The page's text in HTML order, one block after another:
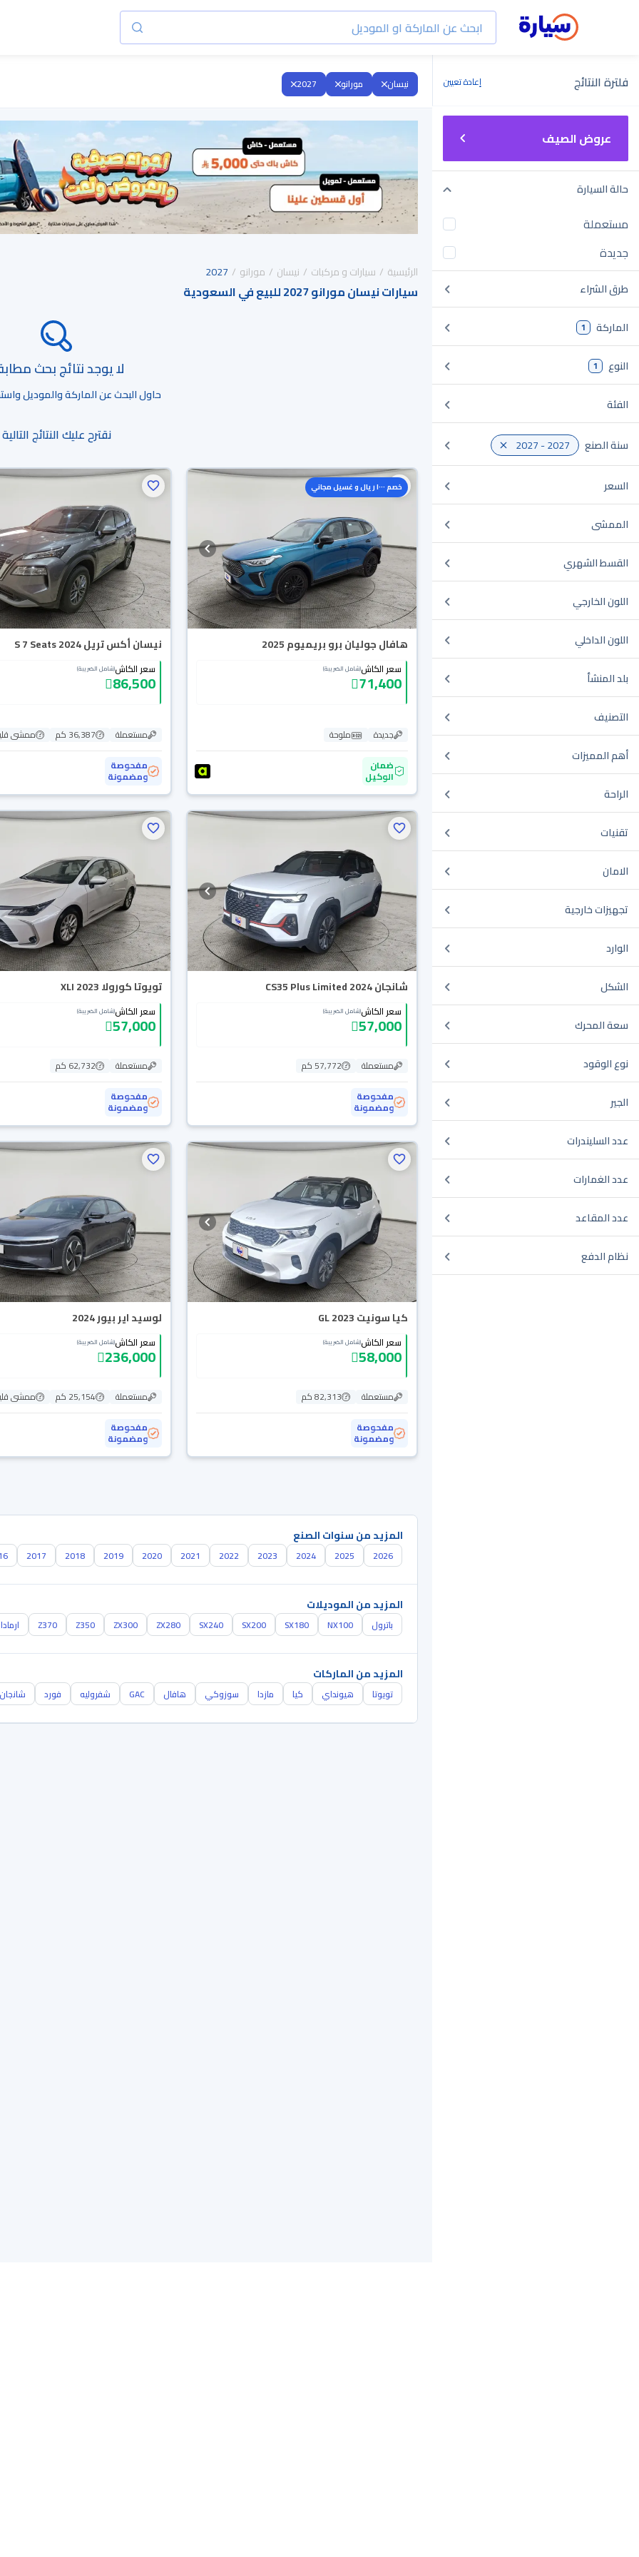
فلترة النتائج إعادة تعيين
عروض الصيف
حالة السيارة
مستعملة
جديدة
طرق الشراء
الماركة 1
النوع 1
الفئة
سنة الصنع 2027 - 2027
السعر
الممشى
القسط الشهري
اللون الخارجي
اللون الداخلي
بلد المنشأ
التصنيف
أهم المميزات
الراحة
تقنيات
الامان
تجهيزات خارجية
الوارد
الشكل
سعة المحرك
نوع الوقود
الجير
عدد السليندرات
عدد الغمارات
عدد المقاعد
نظام الدفع
نيسان مورانو 2027
الرئيسية سيارات و مركبات نيسان مورانو 2027
سيارات نيسان مورانو 2027 للبيع في السعودية
لا يوجد نتائج بحث
حاول البحث عن الماركة والموديل
نقترح عليك النتائج التالية
خصم ١٠٠٠ ريال و غسيل مجاني
هافال جوليان برو بريميوم 2025
سعر الكاش(شامل الضريبة)
71,400
جديدة
ملوحة
ضمان
الوكيل
نيسان أكس تريل S 7 Seats 2024
سعر الكاش(شامل الضريبة)
86,500
مستعملة 36,387 كم
ممشى
مفحوصة
ومضمونة
شانجان CS35 Plus Limited 2024
سعر الكاش(شامل الضريبة)
57,000
مستعملة
57,772 كم
مفحوصة
ومضمونة
تويوتا كورولا XLI 2023
سعر الكاش(شامل الضريبة)
57,000
مستعملة
62,732 كم
مفحوصة
ومضمونة
كيا سونيت GL 2023
سعر الكاش(شامل الضريبة)
58,000
مستعملة
82,313 كم
مفحوصة
ومضمونة
لوسيد اير بيور 2024
سعر الكاش(شامل الضريبة)
236,000
مستعملة 25,154 كم
ممشى
مفحوصة
ومضمونة
المزيد من سنوات الصنع
2026
2025
2024
2023
2022
2021
2020
2019
2018
2017
المزيد من الموديلات
باترول NX100
SX180
SX200
SX240
ZX280
ZX300
Z350
Z370 ارمادا
المزيد من الماركات
تويوتا هيونداي كيا مازدا سوزوكي هافال GAC شفروليه فورد شانجان